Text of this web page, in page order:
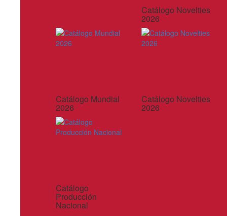
Catálogo Novelties
2026
Catálogo Mundial
2026
Catálogo Novelties
2026
Catálogo
Producción
Nacional